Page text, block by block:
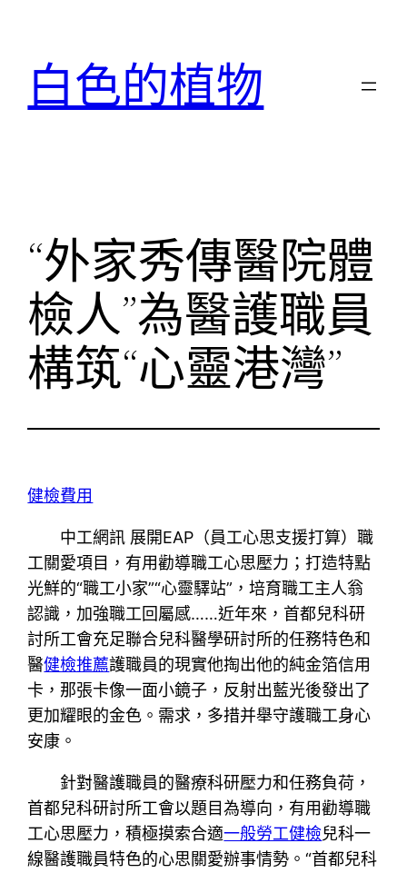
白色的植物
“外家秀傳醫院體
檢人”為醫護職員
構筑“心靈港灣”
健檢費用
中工網訊 展開EAP（員工心思支援打算）職
工關愛項目，有用勸導職工心思壓力；打造特點
光鮮的“職工小家”“心靈驛站”，培育職工主人翁
認識，加強職工回屬感……近年來，首都兒科研
討所工會充足聯合兒科醫學研討所的任務特色和
醫健檢推薦護職員的現實他掏出他的純金箔信用
卡，那張卡像一面小鏡子，反射出藍光後發出了
更加耀眼的金色。需求，多措并舉守護職工身心
安康。
針對醫護職員的醫療科研壓力和任務負荷，
首都兒科研討所工會以題目為導向，有用勸導職
工心思壓力，積極摸索合適一般勞工健檢兒科一
線醫護職員特色的心思關愛辦事情勢。“首都兒科